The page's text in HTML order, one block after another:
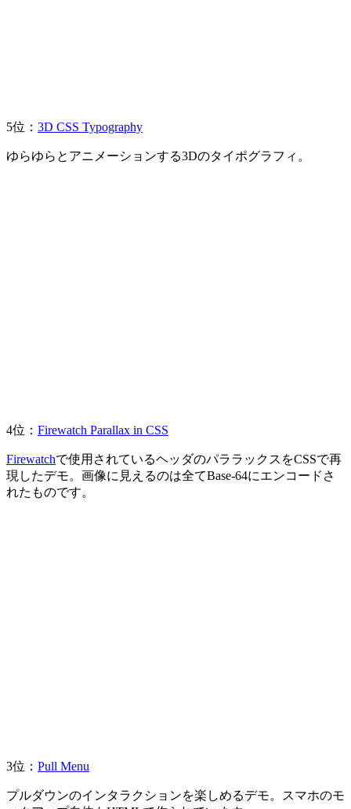
5位： 3D CSS Typography
ゆらゆらとアニメーションする3Dのタイポグラフィ。
4位： Firewatch Parallax in CSS
Firewatchで使用されているヘッダのパララックスをCSSで再
現したデモ。画像に見えるのは全てBase-64にエンコードさ
れたものです。
3位： Pull Menu
プルダウンのインタラクションを楽しめるデモ。スマホのモ